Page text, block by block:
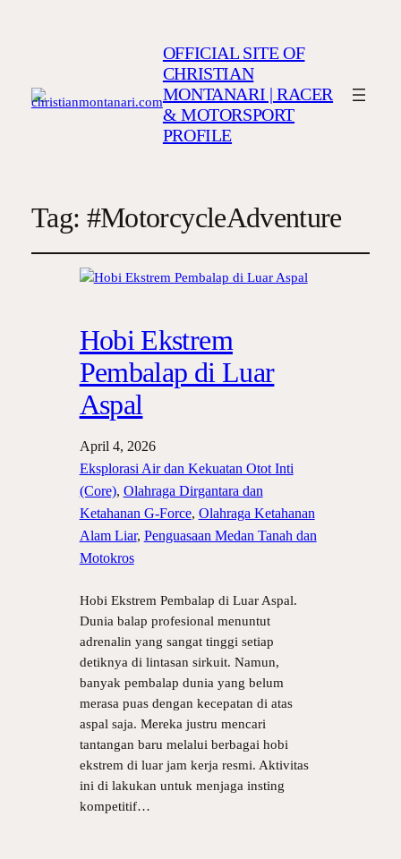
OFFICIAL SITE OF
CHRISTIAN
MONTANARI | RACER
& MOTORSPORT
PROFILE
Tag: #MotorcycleAdventure
Hobi Ekstrem
Pembalap di Luar
Aspal
April 4, 2026
Eksplorasi Air dan Kekuatan Otot Inti
(Core), Olahraga Dirgantara dan
Ketahanan G-Force, Olahraga Ketahanan
Alam Liar, Penguasaan Medan Tanah dan
Motokros
Hobi Ekstrem Pembalap di Luar Aspal.
Dunia balap profesional menuntut
adrenalin yang sangat tinggi setiap
detiknya di lintasan sirkuit. Namun,
banyak pembalap dunia yang belum
merasa puas dengan kecepatan di atas
aspal saja. Mereka justru mencari
tantangan baru melalui berbagai hobi
ekstrem di luar jam kerja resmi. Aktivitas
ini di lakukan untuk menjaga insting
kompetitif…